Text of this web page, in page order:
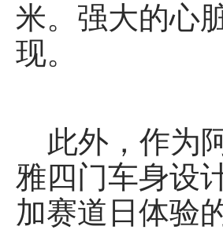
米。强大的心
现。
此外，作为
雅四门车身设
加赛道日体验